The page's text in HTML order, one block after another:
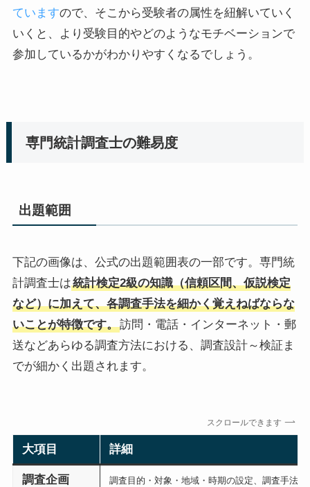
ていますので、そこから受験者の属性を紐解いていく
いくと、より受験目的やどのようなモチベーションで
参加しているかがわかりやすくなるでしょう。
専門統計調査士の難易度
出題範囲
下記の画像は、公式の出題範囲表の一部です。専門統
計調査士は統計検定2級の知識（信頼区間、仮説検定
など）に加えて、各調査手法を細かく覚えねばならな
いことが特徴です。訪問・電話・インターネット・郵
送などあらゆる調査方法における、調査設計～検証ま
でが細かく出題されます。
スクロールできます
大項目 詳細
調査企画
調査目的・対象・地域・時期の設定、調査手法